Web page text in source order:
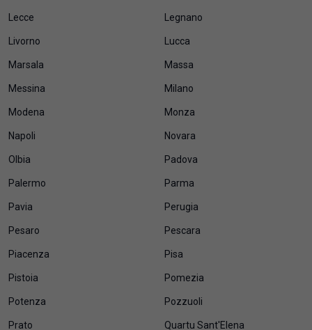
Lecce Legnano
Livorno Lucca
Marsala Massa
Messina Milano
Modena Monza
Napoli Novara
Olbia Padova
Palermo Parma
Pavia Perugia
Pesaro Pescara
Piacenza Pisa
Pistoia Pomezia
Potenza Pozzuoli
Prato Quartu Sant'Elena